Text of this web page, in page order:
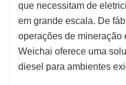
que necessitam de
em grande escala. De
operações de mineração
Weichai oferece uma
diesel para ambientes